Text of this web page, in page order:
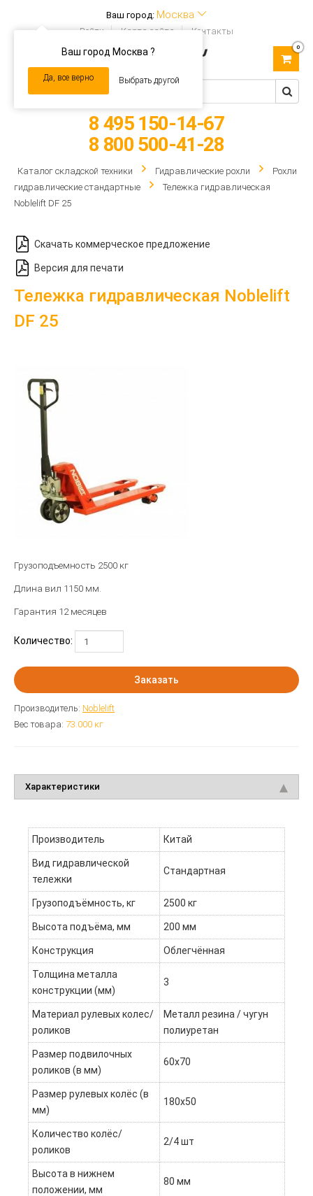
Ваш город: Москва
Ваш город Москва ?
Да, все верно Выбрать другой
Войти Карта сайта Контакты
navigation
0
8 495 150-14-67
8 800 500-41-28
Каталог складской техники Гидравлические рохли
Рохли
гидравлические стандартные
Тележка гидравлическая
Noblelift DF 25
Скачать коммерческое предложение
Версия для печати
Тележка гидравлическая Noblelift
DF 25
Грузоподъемность 2500 кг
Длина вил 1150 мм.
Гарантия 12 месяцев
Количество:
Заказать
Производитель: Noblelift
Вес товара: 73.000 кг
Характеристики
Производитель Китай
Вид гидравлической
тележки
Стандартная
Грузоподъёмность, кг 2500 кг
Высота подъёма, мм 200 мм
Конструкция Облегчённая
Толщина металла
конструкции (мм)
3
Материал рулевых колес/
роликов
Металл резина / чугун
полиуретан
Размер подвилочных
роликов (в мм)
60х70
Размер рулевых колёс (в
мм)
180х50
Количество колёс/
роликов
2/4 шт
Высота в нижнем
положении, мм
80 мм